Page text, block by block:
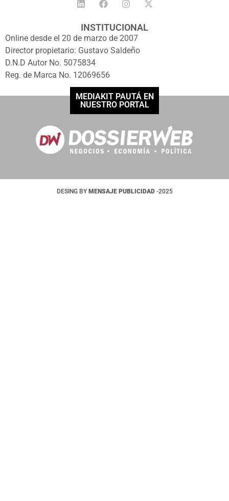
INSTITUCIONAL
Online desde el 20 de marzo de 2007
Director propietario: Gustavo Saldeño
D.N.D Autor No. 5075834
Reg. de Marca No. 12069656
MEDIAKIT PAUTÁ EN
NUESTRO PORTAL
DESING BY MENSAJE PUBLICIDAD -2025